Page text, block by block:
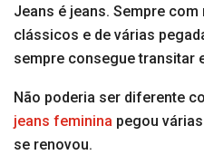
Jeans é jeans. Sempre
clássicos e de várias
sempre consegue transitar
Não poderia ser diferente
jeans feminina pegou
se renovou.